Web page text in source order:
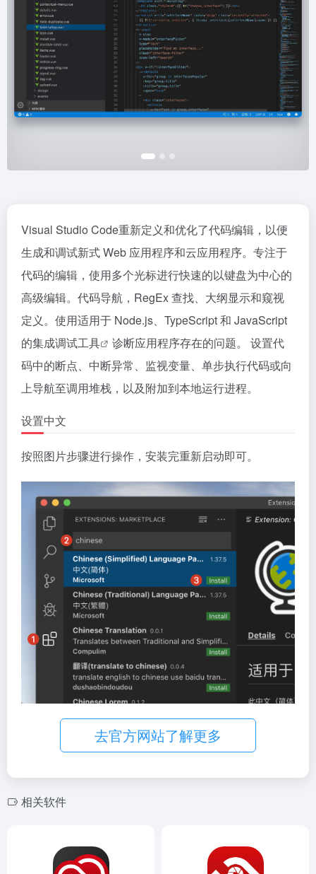
Visual Studio Code重新定义和优化了代码编辑，以便
生成和调试新式 Web 应用程序和云应用程序。专注于
代码的编辑，使用多个光标进行快速的以键盘为中心的
高级编辑。代码导航，RegEx 查找、大纲显示和窥视
定义。使用适用于 Node.js、TypeScript 和 JavaScript
的集成调试工具
诊断应用程序存在的问题。 设置代
码中的断点、中断异常、监视变量、单步执行代码或向
上导航至调用堆栈，以及附加到本地运行进程。
设置中文
按照图片步骤进行操作，安装完重新启动即可。
去官方网站了解更多
相关软件